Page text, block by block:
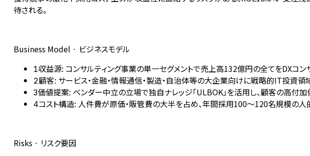
待される。
Business Model · ビジネスモデル
1収益源: コンサルティング事業の単一セグメントで売上高132億円の全てをDXコン
2顧客: サービス・金融・情報通信・製造・自治体等の大企業向けに戦略的IT投資領
3価値提案: ベンダー中立の立場で独自ナレッジ「ULBOK」を活用し、顧客の高付
4コスト構造: 人件費が原価・販管費の大半を占め、年間採用100〜120名規模の人
Risks · リスク要因